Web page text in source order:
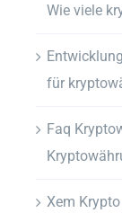
Wie viele
für
Faq
Xem